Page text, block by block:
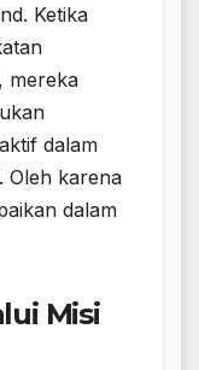
Ketika
mereka
dalam
Oleh karena
dalam
Misi